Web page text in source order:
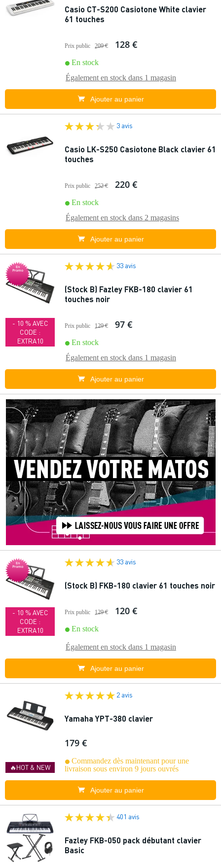
Casio CT-S200 Casiotone White clavier
61 touches
Prix public 209 € 128 €
En stock
Également en stock dans 1 magasin
Ajouter au panier
3 avis
Casio LK-S250 Casiotone Black clavier 61
touches
Prix public 252 € 220 €
En stock
Également en stock dans 2 magasins
Ajouter au panier
En
Promo
- 10 % AVEC
CODE :
EXTRA10
33 avis
(Stock B) Fazley FKB-180 clavier 61
touches noir
Prix public 129 € 97 €
En stock
Également en stock dans 1 magasin
Ajouter au panier
En
Promo
- 10 % AVEC
CODE :
EXTRA10
33 avis
(Stock B) FKB-180 clavier 61 touches noir
Prix public 129 € 120 €
En stock
Également en stock dans 1 magasin
Ajouter au panier
🔥HOT & NEW
2 avis
Yamaha YPT-380 clavier
179 €
Commandez dès maintenant pour une
livraison sous environ 9 jours ouvrés
Ajouter au panier
401 avis
Fazley FKB-050 pack débutant clavier
Basic